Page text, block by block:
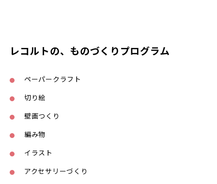
レコルトの、ものづくりプログラム
ペーパークラフト
切り絵
壁画つくり
編み物
イラスト
アクセサリーづくり